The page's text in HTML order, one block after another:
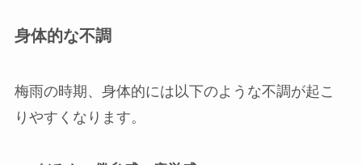
身体的な不調
梅雨の時期、身体的には以下のような不調が起こ
りやすくなります。